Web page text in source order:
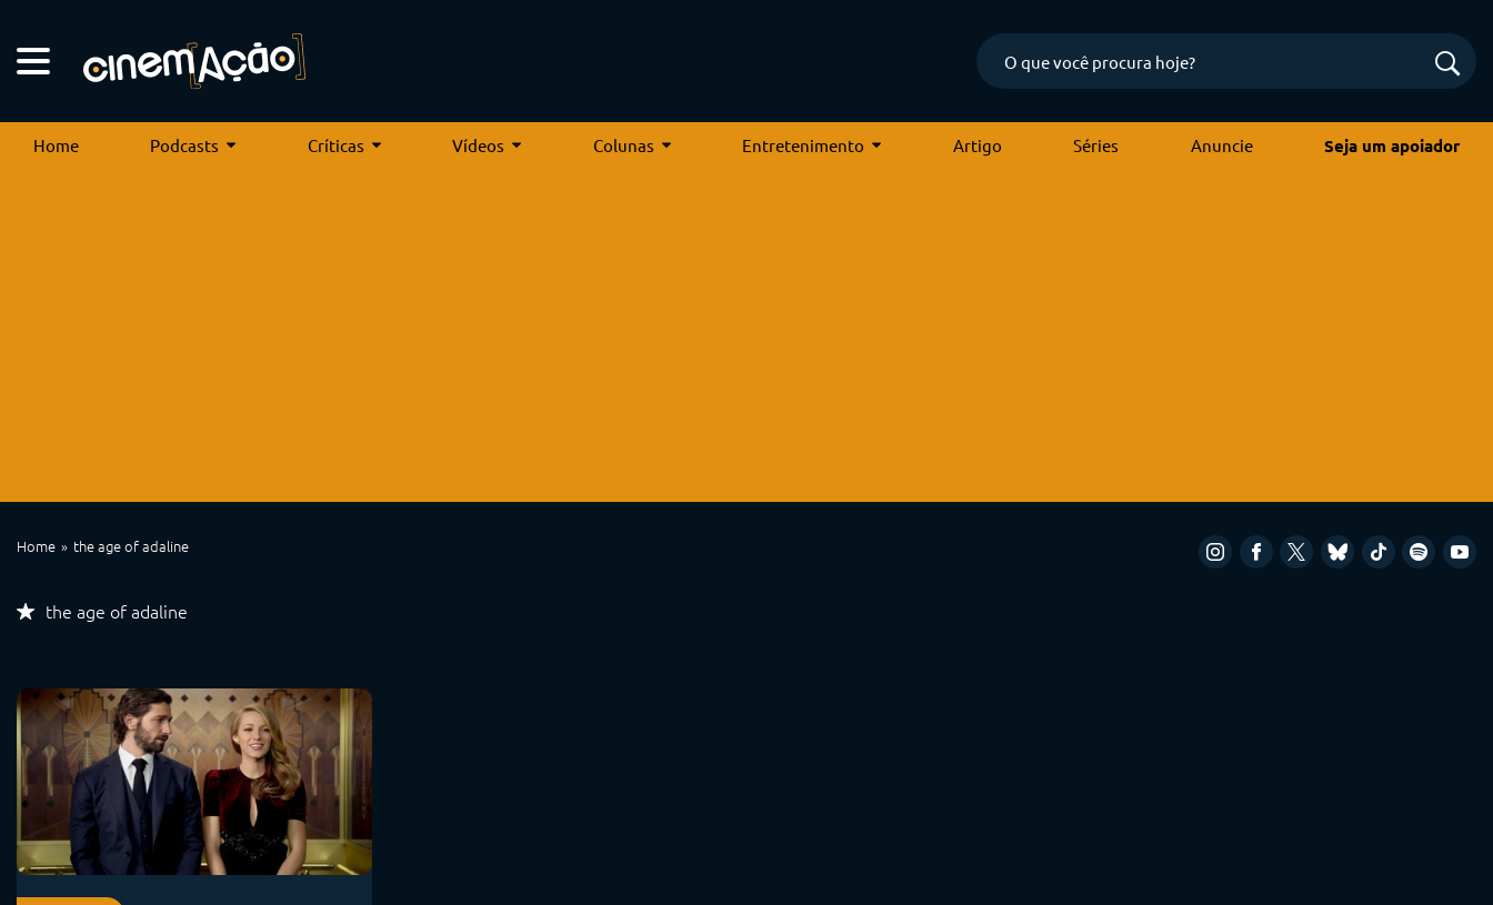
Home Podcasts Críticas Vídeos Colunas Entretenimento Artigo Séries Anuncie Seja um apoiador
Home the age of adaline
the age of adaline